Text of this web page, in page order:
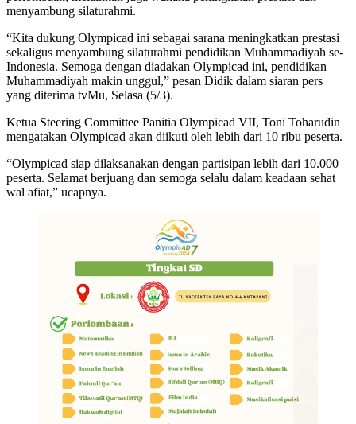
menyambung silaturahmi.
“Kita dukung Olympicad ini sebagai sarana meningkatkan prestasi
sekaligus menyambung silaturahmi pendidikan Muhammadiyah se-
Indonesia. Semoga dengan diadakan Olympicad ini, pendidikan
Muhammadiyah makin unggul,” pesan Didik dalam siaran pers
yang diterima tvMu, Selasa (5/3).
Ketua Steering Committee Panitia Olympicad VII, Toni Toharudin
mengatakan Olympicad akan diikuti oleh lebih dari 10 ribu peserta.
“Olympicad siap dilaksanakan dengan partisipan lebih dari 10.000
peserta. Selamat berjuang dan semoga selalu dalam keadaan sehat
wal afiat,” ucapnya.